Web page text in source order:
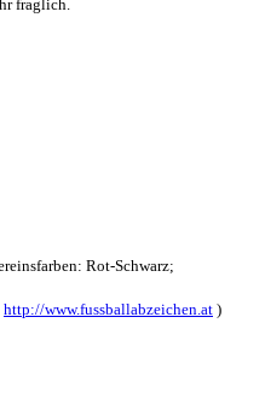
fraglich.
Rot-Schwarz;
http://www.fussballabzeichen.at )